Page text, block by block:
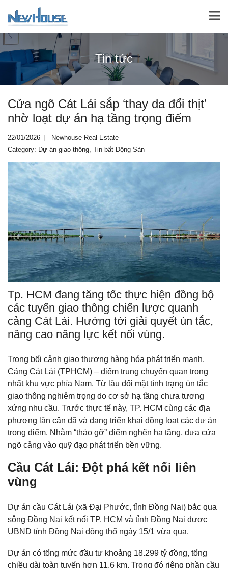
Tin tức
Cửa ngõ Cát Lái sắp ‘thay da đổi thịt’
nhờ loạt dự án hạ tầng trọng điểm
22/01/2026
Newhouse Real Estate
Category: Dự án giao thông, Tin bất Động Sản
Tp. HCM đang tăng tốc thực hiện đồng bộ
các tuyến giao thông chiến lược quanh
cảng Cát Lái. Hướng tới giải quyết ùn tắc,
nâng cao năng lực kết nối vùng.
Trong bối cảnh giao thương hàng hóa phát triển mạnh.
Cảng Cát Lái (TPHCM) – điểm trung chuyển quan trọng
nhất khu vực phía Nam. Từ lâu đối mặt tình trạng ùn tắc
giao thông nghiêm trọng do cơ sở hạ tầng chưa tương
xứng nhu cầu. Trước thực tế này, TP. HCM cùng các địa
phương lân cận đã và đang triển khai đồng loạt các dự án
trọng điểm. Nhằm “tháo gỡ” điểm nghẽn hạ tầng, đưa cửa
ngõ cảng vào quỹ đạo phát triển bền vững.
Cầu Cát Lái: Đột phá kết nối liên
vùng
Dự án cầu Cát Lái (xã Đại Phước, tỉnh Đồng Nai) bắc qua
sông Đồng Nai kết nối TP. HCM và tỉnh Đồng Nai được
UBND tỉnh Đồng Nai động thổ ngày 15/1 vừa qua.
Dự án có tổng mức đầu tư khoảng 18.299 tỷ đồng, tổng
chiều dài toàn tuyến hơn 11,6 km. Trong đó riêng phần cầu